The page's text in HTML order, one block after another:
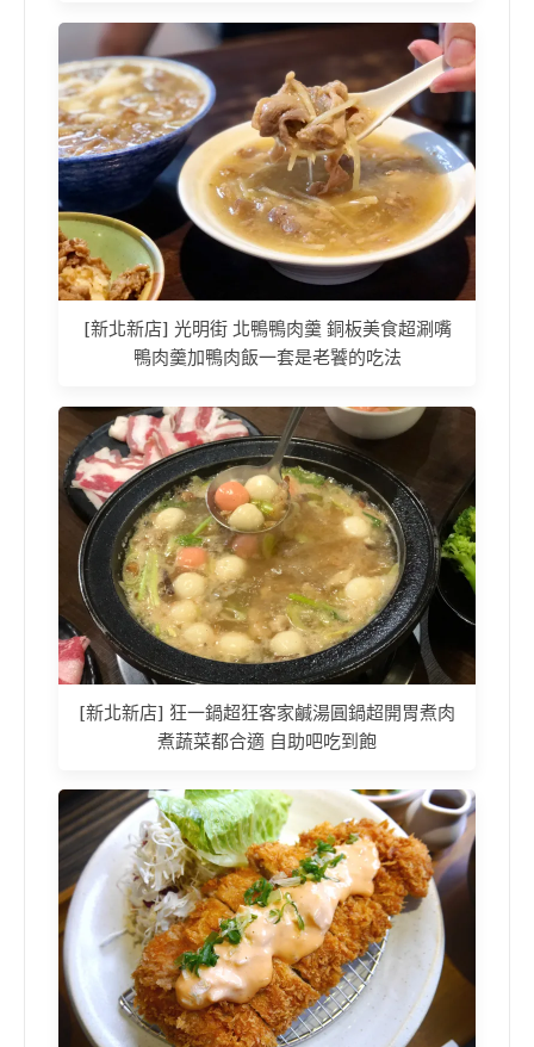
[新北新店] 光明街 北鴨鴨肉羹 銅板美食超涮嘴
鴨肉羹加鴨肉飯一套是老饕的吃法
[新北新店] 狂一鍋超狂客家鹹湯圓鍋超開胃煮肉
煮蔬菜都合適 自助吧吃到飽